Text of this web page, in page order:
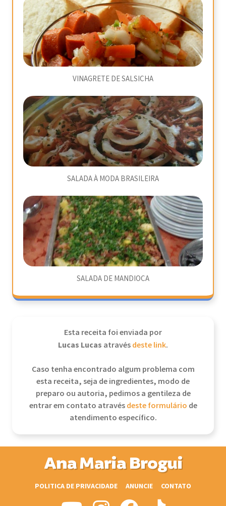
VINAGRETE DE SALSICHA
SALADA À MODA BRASILEIRA
SALADA DE MANDIOCA
Esta receita foi enviada por
Lucas Lucas atravésdeste link.
Caso tenha encontrado algum problema com
esta receita, seja de ingredientes, modo de
preparo ou autoria, pedimos a gentileza de
entrar em contato atravésdeste formulário de
atendimento específico.
Ana Maria Brogui
POLITICA DE PRIVACIDADE ANUNCIE CONTATO